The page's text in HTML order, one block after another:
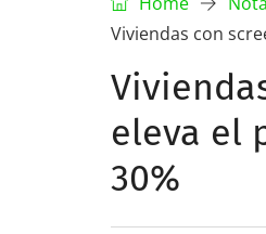
Viviendas con
eleva el
30%